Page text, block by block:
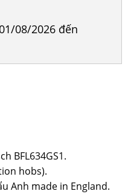
08/2026 đến
₫.
BFL634GS1.
hobs).
Anh made in England.